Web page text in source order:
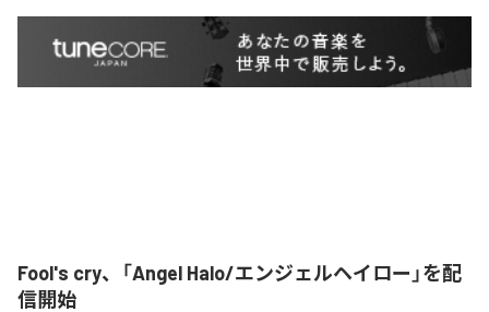
Fool's cry、「Angel Halo/エンジェルヘイロー」を配
信開始